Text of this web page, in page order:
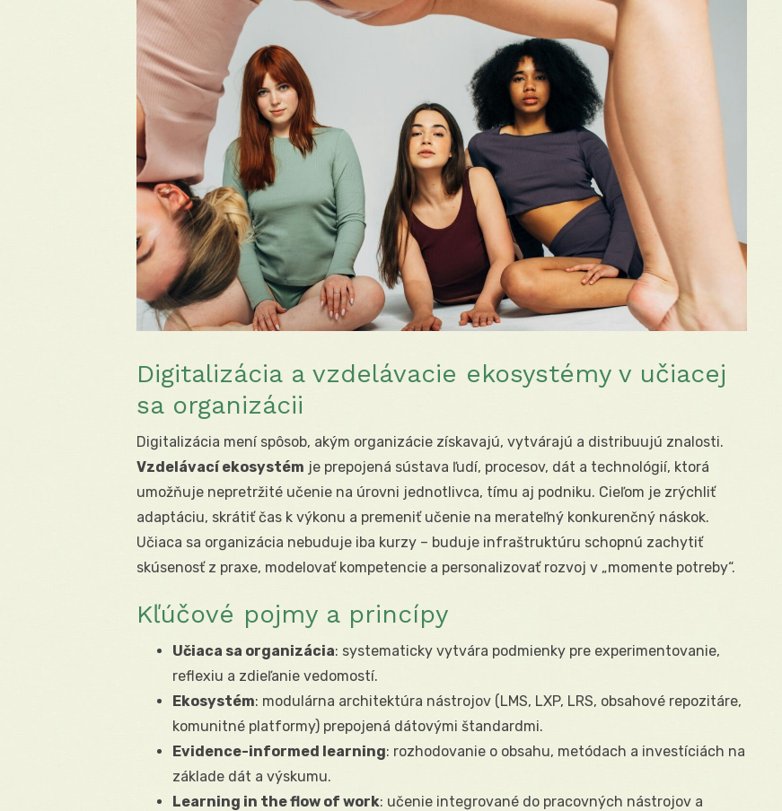
Digitalizácia a vzdelávacie ekosystémy v učiacej
sa organizácii
Digitalizácia mení spôsob, akým organizácie získavajú, vytvárajú a distribuujú znalosti.
Vzdelávací ekosystém je prepojená sústava ľudí, procesov, dát a technológií, ktorá
umožňuje nepretržité učenie na úrovni jednotlivca, tímu aj podniku. Cieľom je zrýchliť
adaptáciu, skrátiť čas k výkonu a premeniť učenie na merateľný konkurenčný náskok.
Učiaca sa organizácia nebuduje iba kurzy – buduje infraštruktúru schopnú zachytiť
skúsenosť z praxe, modelovať kompetencie a personalizovať rozvoj v „momente potreby“.
Kľúčové pojmy a princípy
Učiaca sa organizácia: systematicky vytvára podmienky pre experimentovanie,
reflexiu a zdieľanie vedomostí.
Ekosystém: modulárna architektúra nástrojov (LMS, LXP, LRS, obsahové repozitáre,
komunitné platformy) prepojená dátovými štandardmi.
Evidence-informed learning: rozhodovanie o obsahu, metódach a investíciách na
základe dát a výskumu.
Learning in the flow of work: učenie integrované do pracovných nástrojov a